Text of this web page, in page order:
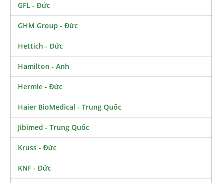
GFL - Đức
GHM Group - Đức
Hettich - Đức
Hamilton - Anh
Hermle - Đức
Haier BioMedical - Trung Quốc
Jibimed - Trung Quốc
Kruss - Đức
KNF - Đức